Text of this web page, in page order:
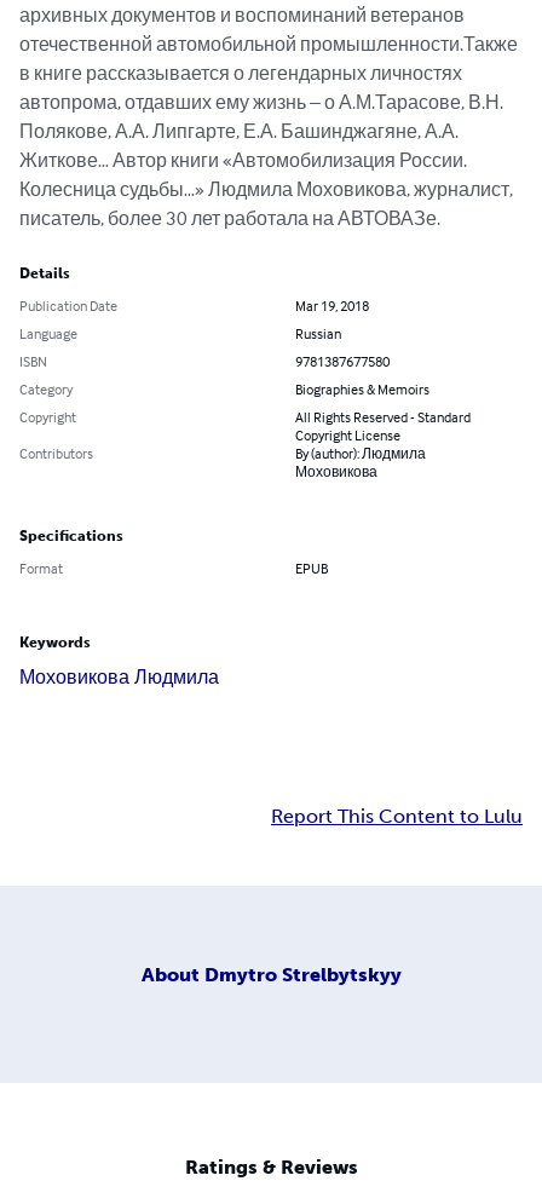
архивных документов и воспоминаний ветеранов
отечественной автомобильной промышленности.Также
в книге рассказывается о легендарных личностях
автопрома, отдавших ему жизнь – о А.М.Тарасове, В.Н.
Полякове, А.А. Липгарте, Е.А. Башинджагяне, А.А.
Житкове… Автор книги «Автомобилизация России.
Колесница судьбы…» Людмила Моховикова, журналист,
писатель, более 30 лет работала на АВТОВАЗе.
Details
Publication Date
Mar 19, 2018
Language
Russian
ISBN
9781387677580
Category
Biographies & Memoirs
Copyright
All Rights Reserved - Standard
Copyright License
Contributors
By (author): Людмила
Моховикова
Specifications
Format EPUB
Keywords
Моховикова Людмила
Report This Content to Lulu
About Dmytro Strelbytskyy
Ratings & Reviews